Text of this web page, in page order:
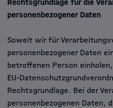
Rechtsgrundlage für die
personenbezogener Daten
Soweit wir für
personenbezogener Daten
betroffenen Person
EU-
Rechtsgrundlage. Bei der
personenbezogenen Daten,